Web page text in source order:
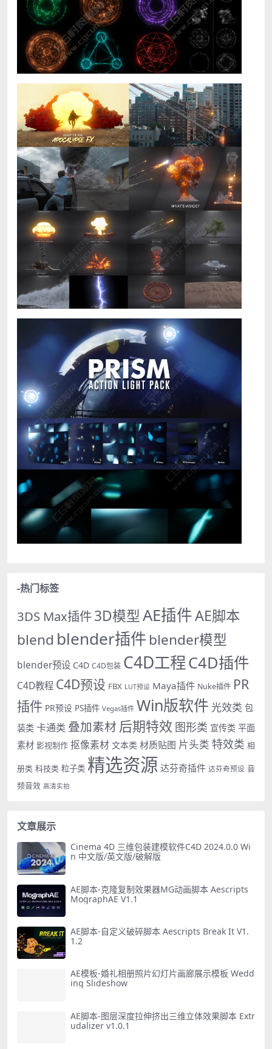
-热门标签
3DS Max插件3D模型AE插件AE脚本
blend blender插件 blender模型
blender预设 C4D C4D包装 C4D工程C4D插件
C4D教程 C4D预设 FBX LUT预设 Maya插件 Nuke插件 PR
插件 PR预设 PS插件 Vegas插件 Win版软件 光效类 包
装类 卡通类 叠加素材 后期特效 图形类 宣传类 平面
素材 影视制作 抠像素材 文本类 材质贴图 片头类 特效类 相
册类 科技类 粒子类 精选资源 达芬奇插件 达芬奇预设 音
频音效 高清实拍
文章展示
Cinema 4D 三维包装建模软件C4D 2024.0.0 Wi
n 中文版/英文版/破解版
AE脚本-克隆复制效果器MG动画脚本 Aescripts
MographAE V1.1
AE脚本-自定义破碎脚本 Aescripts Break It V1.
1.2
AE模板-婚礼相册照片幻灯片画廊展示模板 Wedd
ing Slideshow
AE脚本-图层深度拉伸挤出三维立体效果脚本 Extr
udalizer v1.0.1